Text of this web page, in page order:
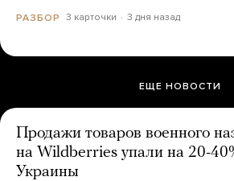
РАЗБОР 3 карточки 3 дня назад
ЕЩЕ НОВОСТИ
Продажи товаров военного
на Wildberries упали на 20-
Украины